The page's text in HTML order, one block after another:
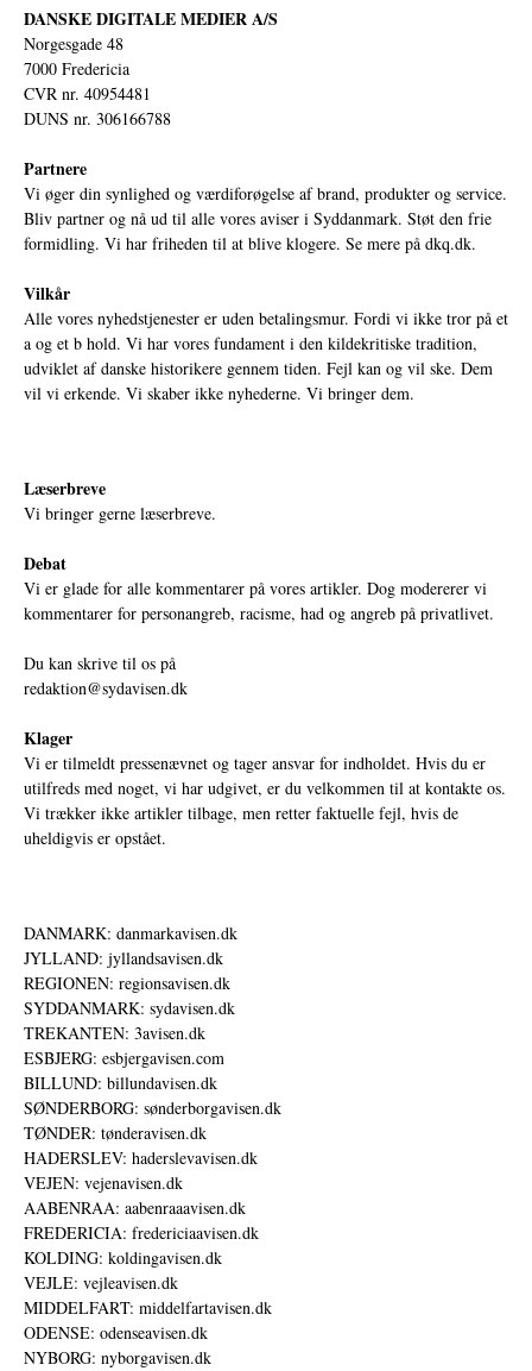
DANSKE DIGITALE MEDIER A/S
Norgesgade 48
7000 Fredericia
CVR nr. 40954481
DUNS nr. 306166788
Partnere
Vi øger din synlighed og værdiforøgelse af brand, produkter og service.
Bliv partner og nå ud til alle vores aviser i Syddanmark. Støt den frie
formidling. Vi har friheden til at blive klogere. Se mere på dkq.dk.
Vilkår
Alle vores nyhedstjenester er uden betalingsmur. Fordi vi ikke tror på et
a og et b hold. Vi har vores fundament i den kildekritiske tradition,
udviklet af danske historikere gennem tiden. Fejl kan og vil ske. Dem
vil vi erkende. Vi skaber ikke nyhederne. Vi bringer dem.
Læserbreve
Vi bringer gerne læserbreve.
Debat
Vi er glade for alle kommentarer på vores artikler. Dog modererer vi
kommentarer for personangreb, racisme, had og angreb på privatlivet.
Du kan skrive til os på
redaktion@sydavisen.dk
Klager
Vi er tilmeldt pressenævnet og tager ansvar for indholdet. Hvis du er
utilfreds med noget, vi har udgivet, er du velkommen til at kontakte os.
Vi trækker ikke artikler tilbage, men retter faktuelle fejl, hvis de
uheldigvis er opstået.
DANMARK: danmarkavisen.dk
JYLLAND: jyllandsavisen.dk
REGIONEN: regionsavisen.dk
SYDDANMARK: sydavisen.dk
TREKANTEN: 3avisen.dk
ESBJERG: esbjergavisen.com
BILLUND: billundavisen.dk
SØNDERBORG: sønderborgavisen.dk
TØNDER: tønderavisen.dk
HADERSLEV: haderslevavisen.dk
VEJEN: vejenavisen.dk
AABENRAA: aabenraaavisen.dk
FREDERICIA: fredericiaavisen.dk
KOLDING: koldingavisen.dk
VEJLE: vejleavisen.dk
MIDDELFART: middelfartavisen.dk
ODENSE: odenseavisen.dk
NYBORG: nyborgavisen.dk